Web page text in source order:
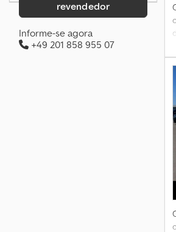
revendedor
Informe-se agora
+49 201 858 955 07